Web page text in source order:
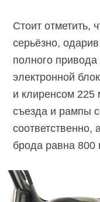
Стоит отметить,
серьёзно,
полного
электронной
и клиренсом 225
съезда и рампы
соответственно,
брода равна 800